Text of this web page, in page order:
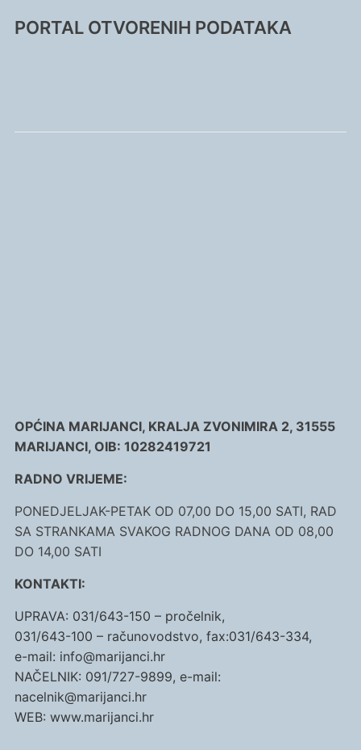
PORTAL OTVORENIH PODATAKA
OPĆINA MARIJANCI, KRALJA ZVONIMIRA 2, 31555
MARIJANCI, OIB: 10282419721
RADNO VRIJEME:
PONEDJELJAK-PETAK OD 07,00 DO 15,00 SATI, RAD
SA STRANKAMA SVAKOG RADNOG DANA OD 08,00
DO 14,00 SATI
KONTAKTI:
UPRAVA: 031/643-150 – pročelnik,
031/643-100 – računovodstvo, fax:031/643-334,
e-mail: info@marijanci.hr
NAČELNIK: 091/727-9899, e-mail:
nacelnik@marijanci.hr
WEB: www.marijanci.hr